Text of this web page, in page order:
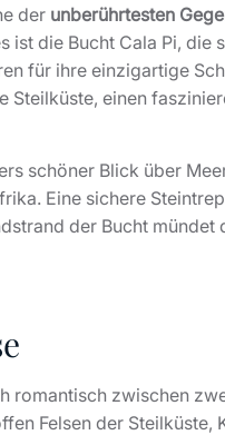
der unberührtesten
die Bucht Cala Pi, die
für ihre einzigartige
Steilküste, einen
schöner Blick über
Eine sichere
der Bucht mündet
romantisch zwischen
Felsen der Steilküste,